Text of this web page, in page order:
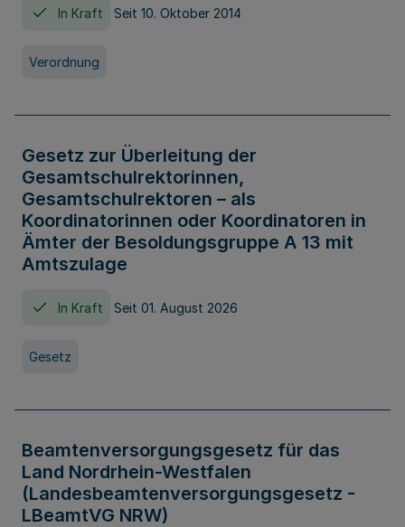
In Kraft Seit 10. Oktober 2014
Verordnung
Gesetz zur Überleitung der
Gesamtschulrektorinnen,
Gesamtschulrektoren – als
Koordinatorinnen oder Koordinatoren in
Ämter der Besoldungsgruppe A 13 mit
Amtszulage
In Kraft Seit 01. August 2026
Gesetz
Beamtenversorgungsgesetz für das
Land Nordrhein-Westfalen
(Landesbeamtenversorgungsgesetz -
LBeamtVG NRW)